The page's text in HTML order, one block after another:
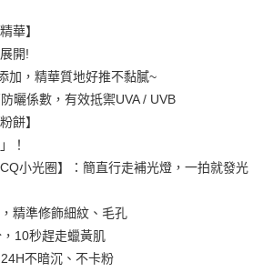
含以上)免運費
華】
開!
加，精華質地好推不黏膩~
係數，有效抵禦UVA / UVB
餅】
！
小光圈】：簡直行走補光燈，一拍就發光
精準修飾細紋、毛孔
10秒趕走蠟黃肌
不暗沉、不卡粉